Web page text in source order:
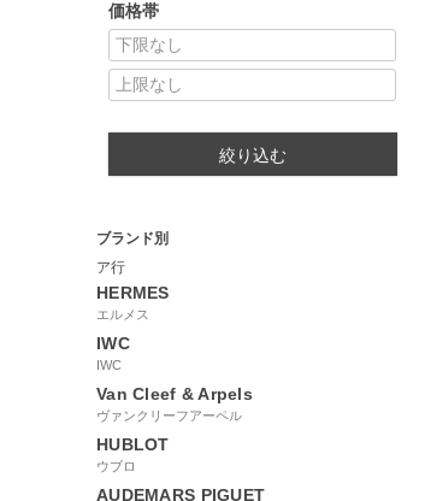
価格帯
絞り込む
ブランド別
ア行
HERMES
エルメス
IWC
IWC
Van Cleef & Arpels
ヴァンクリーフアーペル
HUBLOT
ウブロ
AUDEMARS PIGUET